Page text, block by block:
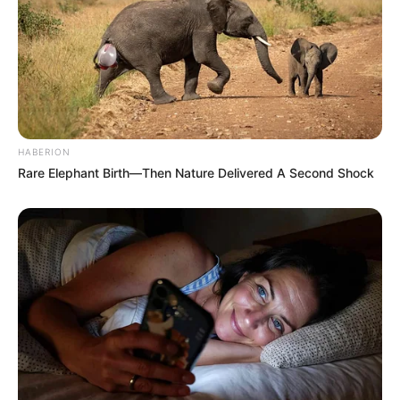
HAWAII, ANGKATAN DARAT AS PAMERKAN DAYA ANGKUT
No Comments|Nov 20, 2025
7 COMMENTS
Bang Ruskie 15/12/2021
purba mbah. Makanya cuma dijentikan jari oleh
serdadu Iran, langsung takluk spt ayam kena
sirep…
Beda dng Okhotnik yg sdh dilengkapi AI dan bisa
menjadi loyal wingman. Nah klo Bayraktar itu
cuma drone mainan anak kecil aja mbah gatol.
Rusia pira2 takut aja utk bantu Turkey spy laku
keras dijual. Dan terbukti salah satunya Inggris yg
sdh tertipu promosi.
Indonesia sdh bisa buat klo mainan spt itu.
HABERION
Rare Elephant Birth—Then Nature Delivered A Second Shock